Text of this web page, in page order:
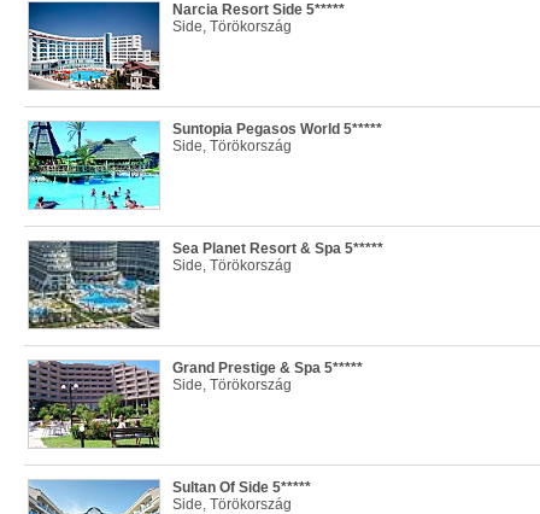
Narcia Resort Side 5*****
Side, Törökország
Suntopia Pegasos World 5*****
Side, Törökország
Sea Planet Resort & Spa 5*****
Side, Törökország
Grand Prestige & Spa 5*****
Side, Törökország
Sultan Of Side 5*****
Side, Törökország